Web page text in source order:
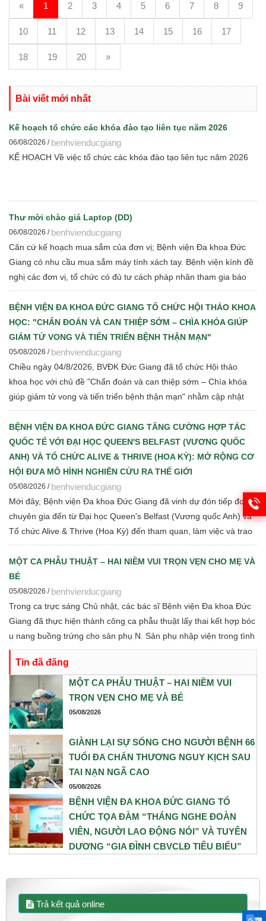
« 1 2 3 4 5 6 7 8 9
10 11 12 13 14 15 16 17
18 19 20 »
Bài viết mới nhất
Kế hoạch tổ chức các khóa đào tạo liên tục năm 2026
06/08/2026 / benhvienducgiang
KẾ HOẠCH Về việc tổ chức các khóa đào tạo liên tục năm 2026
Thư mời chào giá Laptop (DD)
06/08/2026 / benhvienducgiang
Căn cứ kế hoạch mua sắm của đơn vị; Bệnh viện Đa khoa Đức
Giang có nhu cầu mua sắm máy tính xách tay. Bệnh viện kính đề
nghị các đơn vị, tổ chức có đủ tư cách pháp nhân tham gia báo
giá cạnh tranh để Bệnh viện thực hiện các bước đấu thầu theo
quy định hiện hành
BỆNH VIỆN ĐA KHOA ĐỨC GIANG TỔ CHỨC HỘI THẢO KHOA
HỌC: "CHẨN ĐOÁN VÀ CAN THIỆP SỚM – CHÌA KHÓA GIÚP
GIẢM TỬ VONG VÀ TIẾN TRIỂN BỆNH THẬN MẠN"
05/08/2026 / benhvienducgiang
Chiều ngày 04/8/2026, BVĐK Đức Giang đã tổ chức Hội thảo
khoa học với chủ đề "Chẩn đoán và can thiệp sớm – Chìa khóa
giúp giảm tử vong và tiến triển bệnh thận mạn" nhằm cập nhật
những tiến bộ mới trong chẩn đoán, điều trị và quản lý bệnh thận
mạn cho đội ngũ cán bộ y tế.
BỆNH VIỆN ĐA KHOA ĐỨC GIANG TĂNG CƯỜNG HỢP TÁC
QUỐC TẾ VỚI ĐẠI HỌC QUEEN'S BELFAST (VƯƠNG QUỐC
ANH) VÀ TỔ CHỨC ALIVE & THRIVE (HOA KỲ): MỞ RỘNG CƠ
HỘI ĐƯA MÔ HÌNH NGHIÊN CỨU RA THẾ GIỚI
05/08/2026 / benhvienducgiang
Mới đây, Bệnh viện Đa khoa Đức Giang đã vinh dự đón tiếp đoàn
chuyên gia đến từ Đại học Queen's Belfast (Vương quốc Anh) và
Tổ chức Alive & Thrive (Hoa Kỳ) đến tham quan, làm việc và trao
đổi chuyên môn về dinh dưỡng bà mẹ - trẻ em, phát triển Ngân
hàng sữa mẹ, vi sinh, phân tích y sinh, đồng thời thảo luận các
định hướng hợp tác nghiên cứu khoa học và chuyển giao tri thức
trong thời gian tới.
MỘT CA PHẪU THUẬT – HAI NIỀM VUI TRỌN VẸN CHO MẸ VÀ
BÉ
05/08/2026 / benhvienducgiang
Trong ca trực sáng Chủ nhật, các bác sĩ Bệnh viện Đa khoa Đức
Giang đã thực hiện thành công ca phẫu thuật lấy thai kết hợp bóc
u nang buồng trứng cho sản phụ N. Sản phụ nhập viện trong tình
trạng chuyển dạ con so, ngôi ngược, kèm theo khối u nang buồng
trứng phải. Trước những yếu tố nguy cơ, ê-kíp Khoa Sản và Khoa
Gây mê Hồi sức đã phối hợp chặt chẽ, xây dựng phương án phẫu
thuật tối ưu nhằm đảm bảo an toàn cao nhất cho cả mẹ và bé.
Tin đã đăng
MỘT CA PHẪU THUẬT – HAI NIỀM VUI
TRỌN VẸN CHO MẸ VÀ BÉ
05/08/2026
GIÀNH LẠI SỰ SỐNG CHO NGƯỜI BỆNH 66
TUỔI ĐA CHẤN THƯƠNG NGUY KỊCH SAU
TAI NẠN NGÃ CAO
05/08/2026
BỆNH VIỆN ĐA KHOA ĐỨC GIANG TỔ
CHỨC TỌA ĐÀM “THÁNG NGHE ĐOÀN
VIÊN, NGƯỜI LAO ĐỘNG NÓI” VÀ TUYÊN
DƯƠNG “GIA ĐÌNH CBVCLĐ TIÊU BIỂU”
Trả kết quả online